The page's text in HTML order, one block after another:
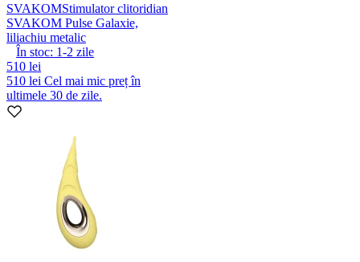
SVAKOMStimulator clitoridian
SVAKOM Pulse Galaxie,
liliachiu metalic
În stoc: 1-2 zile
510 lei
510 lei Cel mai mic preț în
ultimele 30 de zile.